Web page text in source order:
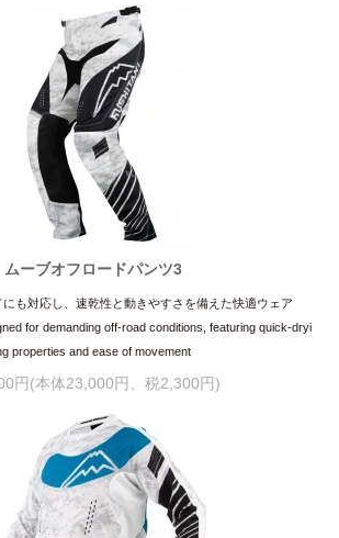
ムーブオフロードパンツ3
も対応し、速乾性と動きやすさを備えた快適ウェア
for demanding off-road conditions, featuring quick-dryi
properties and ease of movement
円(本体23,000円、税2,300円)